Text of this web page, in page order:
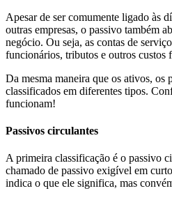
Apesar de ser comumente ligado às
outras empresas, o passivo também
negócio. Ou seja, as contas de
funcionários, tributos e outros custos
Da mesma maneira que os ativos, os
classificados em diferentes tipos.
funcionam!
Passivos circulantes
A primeira classificação é o passivo
chamado de passivo exigível em
indica o que ele significa, mas